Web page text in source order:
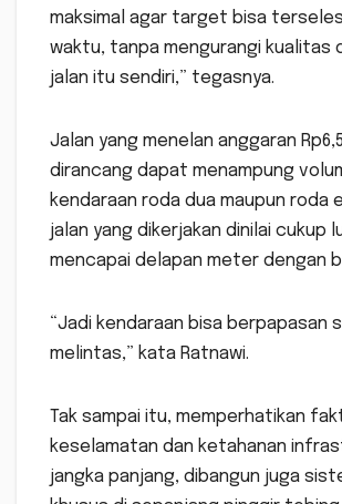
maksimal agar target bisa
waktu, tanpa mengurangi kualitas
jalan itu sendiri,” tegasnya.
Jalan yang menelan anggaran
dirancang dapat menampung
kendaraan roda dua maupun roda
jalan yang dikerjakan dinilai cukup
mencapai delapan meter dengan
“Jadi kendaraan bisa berpapasan
melintas,” kata Ratnawi.
Tak sampai itu, memperhatikan
keselamatan dan ketahanan
jangka panjang, dibangun juga